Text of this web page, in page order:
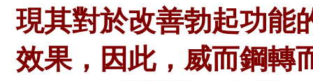
現其對於改善勃起功能
效果，因此，威而鋼轉